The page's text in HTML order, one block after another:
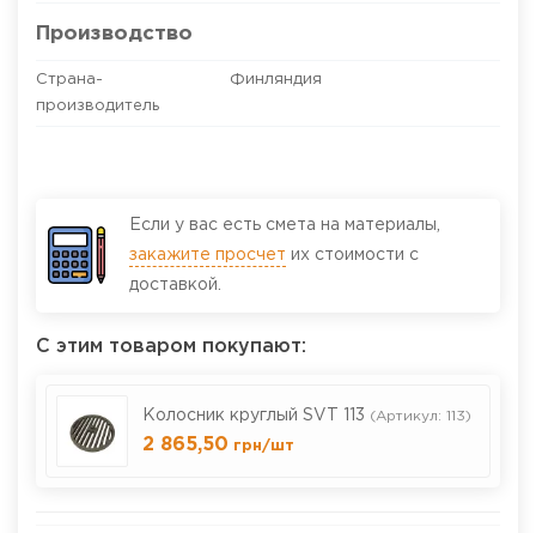
Производство
Страна-
производитель
Финляндия
Если у вас есть смета на материалы,
закажите просчет их стоимости с
доставкой.
С этим товаром покупают:
Колосник круглый SVT 113 (Артикул: 113)
2 865,50 грн/шт